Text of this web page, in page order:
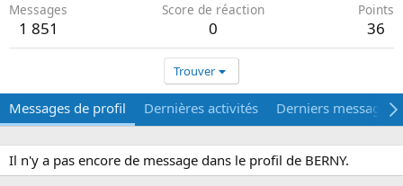
Messages
1 851
Score de réaction
0
Points
36
Trouver
Messages de profil Dernières activités Derniers messages
Il n'y a pas encore de message dans le profil de BERNY.